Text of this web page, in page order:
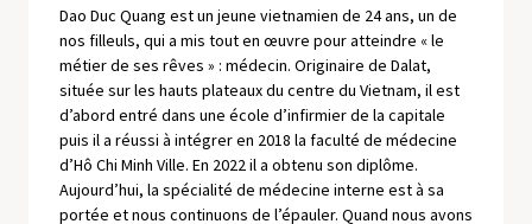
Dao Duc Quang est un jeune vietnamien de 24 ans, un de
nos filleuls, qui a mis tout en œuvre pour atteindre « le
métier de ses rêves » : médecin. Originaire de Dalat,
située sur les hauts plateaux du centre du Vietnam, il est
d’abord entré dans une école d’infirmier de la capitale
puis il a réussi à intégrer en 2018 la faculté de médecine
d’Hô Chi Minh Ville. En 2022 il a obtenu son diplôme.
Aujourd’hui, la spécialité de médecine interne est à sa
portée et nous continuons de l’épauler. Quand nous avons